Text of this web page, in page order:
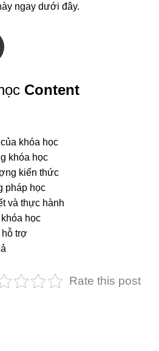
ngay dưới đây.
Content
khóa học
khóa học
kiến thức
pháp học
và thực hành
học
trợ
Rate this post